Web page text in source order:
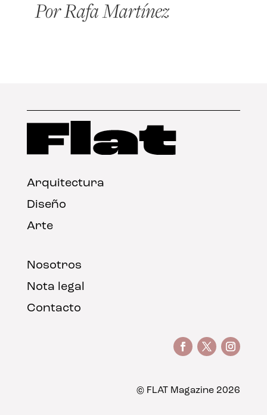
Arquitectura
Diseño
Arte
Nosotros
Nota legal
Contacto
© FLAT Magazine 2026